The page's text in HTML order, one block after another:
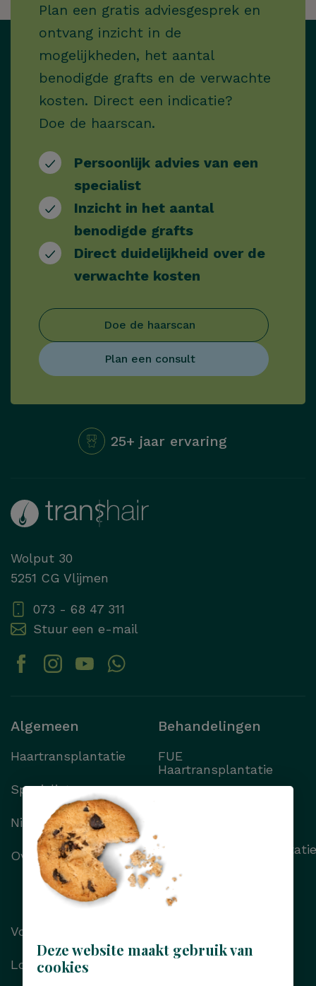
Deze website maakt gebruik van
cookies
Plan een gratis adviesgesprek en
ontvang inzicht in de
mogelijkheden, het aantal
benodigde grafts en de verwachte
kosten. Direct een indicatie?
Doe de haarscan.
Persoonlijk advies van een
specialist
Inzicht in het aantal
benodigde grafts
Direct duidelijkheid over de
verwachte kosten
Doe de haarscan
Plan een consult
25+ jaar ervaring
Wolput 30
5251 CG Vlijmen
073 - 68 47 311
Stuur een e-mail
Algemeen
Haartransplantatie
Specialisten
Nieuws
Over Transhair
Voor/na foto’s
Locaties
Behandelingen
FUE
Haartransplantatie
Wenkbrauwtransplantatie
Alle behandelingen